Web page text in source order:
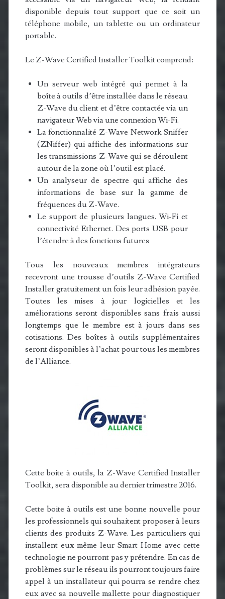
disponible depuis tout support que ce soit un
téléphone mobile, un tablette ou un ordinateur
portable.
Le Z-Wave Certified Installer Toolkit comprend:
Un serveur web intégré qui permet à la
boîte à outils d’être installée dans le réseau
Z-Wave du client et d’être contactée via un
navigateur Web via une connexion Wi-Fi.
La fonctionnalité Z-Wave Network Sniffer
(ZNiffer) qui affiche des informations sur
les transmissions Z-Wave qui se déroulent
autour de la zone où l’outil est placé.
Un analyseur de spectre qui affiche des
informations de base sur la gamme de
fréquences du Z-Wave.
Le support de plusieurs langues. Wi-Fi et
connectivité Ethernet. Des ports USB pour
l’étendre à des fonctions futures
Tous les nouveaux membres intégrateurs
recevront une trousse d’outils Z-Wave Certified
Installer gratuitement un fois leur adhésion payée.
Toutes les mises à jour logicielles et les
améliorations seront disponibles sans frais aussi
longtemps que le membre est à jours dans ses
cotisations. Des boîtes à outils supplémentaires
seront disponibles à l’achat pour tous les membres
de l’Alliance.
Cette boite à outils, la Z-Wave Certified Installer
Toolkit, sera disponible au dernier trimestre 2016.
Cette boite à outils est une bonne nouvelle pour
les professionnels qui souhaitent proposer à leurs
clients des produits Z-Wave. Les particuliers qui
installent eux-même leur Smart Home avec cette
technologie ne pourront pas y prétendre. En cas de
problèmes sur le réseau ils pourront toujours faire
appel à un installateur qui pourra se rendre chez
eux avec sa nouvelle mallette pour diagnostiquer